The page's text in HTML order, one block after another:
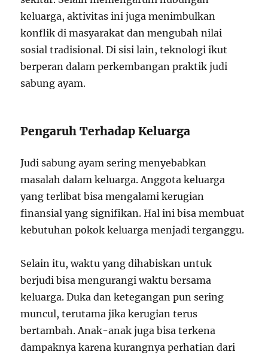
keluarga, aktivitas ini juga menimbulkan
konflik di masyarakat dan mengubah nilai
sosial tradisional. Di sisi lain, teknologi ikut
berperan dalam perkembangan praktik judi
sabung ayam.
Pengaruh Terhadap Keluarga
Judi sabung ayam sering menyebabkan
masalah dalam keluarga. Anggota keluarga
yang terlibat bisa mengalami kerugian
finansial yang signifikan. Hal ini bisa membuat
kebutuhan pokok keluarga menjadi terganggu.
Selain itu, waktu yang dihabiskan untuk
berjudi bisa mengurangi waktu bersama
keluarga. Duka dan ketegangan pun sering
muncul, terutama jika kerugian terus
bertambah. Anak-anak juga bisa terkena
dampaknya karena kurangnya perhatian dari